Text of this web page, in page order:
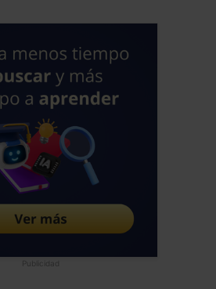
Publicidad